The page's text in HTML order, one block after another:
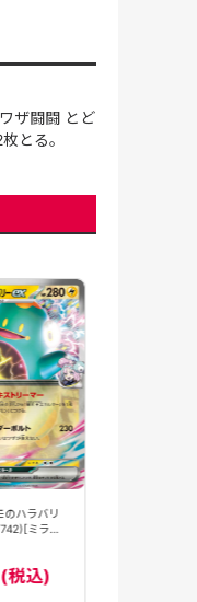
ザ闘闘 とど
とる。
のハラバリ
ミラー
税込)